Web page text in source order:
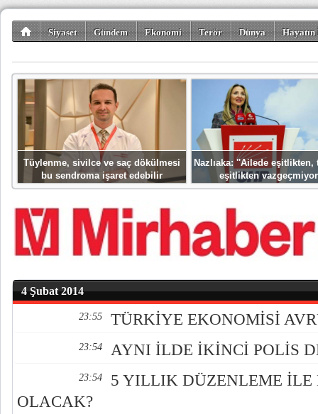
Siyaset Gündem Ekonomi Terör Dünya
Tüylenme, sivilce ve saç dökülmesi
bu sendroma işaret edebilir
Nazlıaka: ''Ailede eşitlikten,
eşitlikten
4 Şubat 2014
23:55 TÜRKİYE EKONOMİSİ
23:54 AYNI İLDE İKİNCİ POLİS
23:54
5 YILLIK DÜZENLEME
OLACAK?